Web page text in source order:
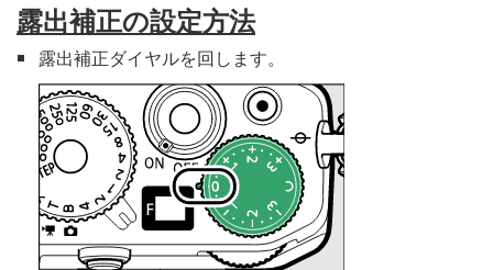
露出補正の設定方法
露出補正ダイヤルを回します。